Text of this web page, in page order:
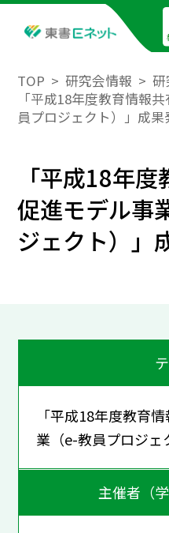
TOP 研究会情報
「平成18年度教育情報
員プロジェクト）」成果
「平成18年
促進モデル事
ジェクト）」
「平成18年度教育
業（e-教員プロジ
主催者（